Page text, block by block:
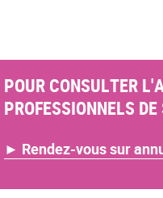
POUR CONSULTER
PROFESSIONNELS
► Rendez-vous sur